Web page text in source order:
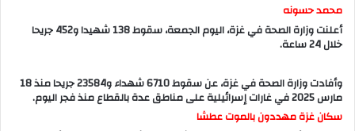
محمد حسونه
أعلنت وزارة الصحة في غزة، اليوم الجمعة، سقوط 138 شهيدا و452 جريحا
خلال 24 ساعة.
وأفادت وزارة الصحة في غزة، عن سقوط 6710 شهداء و23584 جريحا منذ 18
مارس 2025 في غارات إسرائيلية على مناطق عدة بالقطاع منذ فجر اليوم.
سكان غزة مهددون بالموت عطشا